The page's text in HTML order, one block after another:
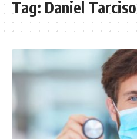
Tag: Daniel Tarciso